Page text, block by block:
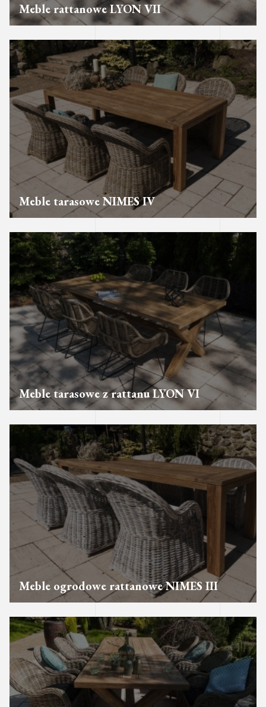
Meble rattanowe LYON VII
Meble tarasowe NIMES IV
Meble tarasowe z rattanu LYON VI
Meble ogrodowe rattanowe NIMES III